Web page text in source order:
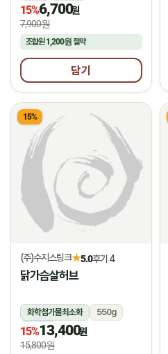
15%6,700원
7,900원
조합원1,200원 절약
담기
15%
(주)수지스링크★5.0후기 4
닭가슴살허브
화학첨가물최소화
550g
냉동
15%13,400원
15,800원